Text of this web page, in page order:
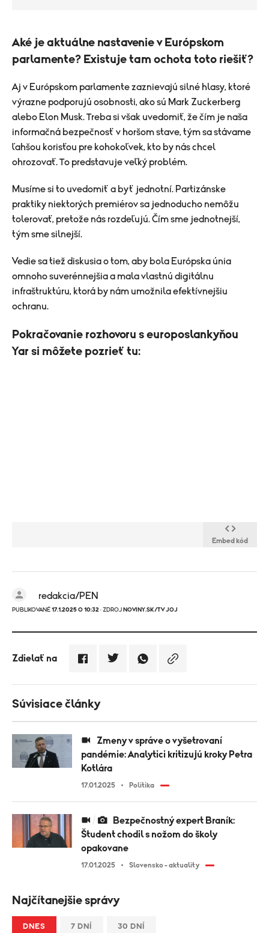
Aké je aktuálne nastavenie v Európskom
parlamente? Existuje tam ochota toto riešiť?
Aj v Európskom parlamente zaznievajú silné hlasy, ktoré
výrazne podporujú osobnosti, ako sú Mark Zuckerberg
alebo Elon Musk. Treba si však uvedomiť, že čím je naša
informačná bezpečnosť v horšom stave, tým sa stávame
ľahšou korisťou pre kohokoľvek, kto by nás chcel
ohrozovať. To predstavuje veľký problém.
Musíme si to uvedomiť a byť jednotní. Partizánske
praktiky niektorých premiérov sa jednoducho nemôžu
tolerovať, pretože nás rozdeľujú. Čím sme jednotnejší,
tým sme silnejší.
Vedie sa tiež diskusia o tom, aby bola Európska únia
omnoho suverénnejšia a mala vlastnú digitálnu
infraštruktúru, ktorá by nám umožnila efektívnejšiu
ochranu.
Pokračovanie rozhovoru s europoslankyňou
Yar si môžete pozrieť tu:
Embed kód
redakcia/PEN
PUBLIKOVANÉ 17.1.2025 O 10:32 · ZDROJ NOVINY.SK/TV JOJ
Zdielať na
Súvisiace články
pandémie: Analytici kritizujú kroky Petra
Kotlára
17.01.2025 Politika
Študent chodil s nožom do školy
opakovane
17.01.2025 Slovensko - aktuality
Najčítanejšie správy
DNES 7 DNÍ 30 DNÍ